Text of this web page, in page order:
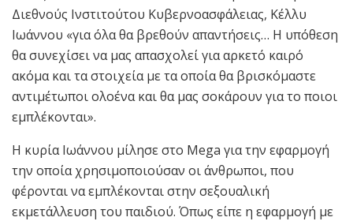
Διεθνούς Ινστιτούτου Κυβερνοασφάλειας, Κέλλυ
Ιωάννου «για όλα θα βρεθούν απαντήσεις… Η υπόθεση
θα συνεχίσει να μας απασχολεί για αρκετό καιρό
ακόμα και τα στοιχεία με τα οποία θα βρισκόμαστε
αντιμέτωποι ολοένα και θα μας σοκάρουν για το ποιοι
εμπλέκονται».
Η κυρία Ιωάννου μίλησε στο Mega για την εφαρμογή
την οποία χρησιμοποιούσαν οι άνθρωποι, που
φέρονται να εμπλέκονται στην σεξουαλική
εκμετάλλευση του παιδιού. Όπως είπε η εφαρμογή με